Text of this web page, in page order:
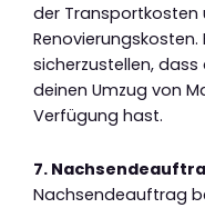
der Transportkosten
sicherzustellen,
deinen Umzug von
Verfügung hast.
7.
Nachsendeauftrag